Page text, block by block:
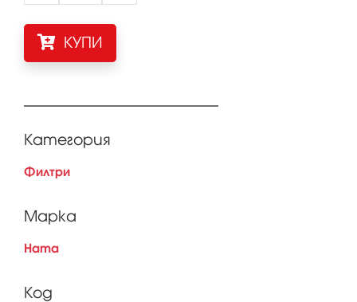
КУПИ
Категория
Филтри
Марка
Hama
Код